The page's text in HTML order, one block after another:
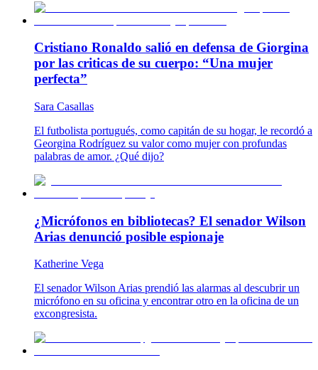
Cristiano Ronaldo salió en defensa de Giorgina
por las criticas de su cuerpo: “Una mujer
perfecta”
Sara Casallas
El futbolista portugués, como capitán de su hogar, le recordó a
Georgina Rodríguez su valor como mujer con profundas
palabras de amor. ¿Qué dijo?
¿Micrófonos en bibliotecas? El senador Wilson
Arias denunció posible espionaje
Katherine Vega
El senador Wilson Arias prendió las alarmas al descubrir un
micrófono en su oficina y encontrar otro en la oficina de un
excongresista.